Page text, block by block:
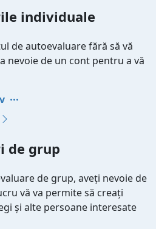
individuale
de autoevaluare fără să vă
nevoie de un cont pentru a vă
de grup
de grup, aveți nevoie de
vă va permite să creați
și alte persoane interesate